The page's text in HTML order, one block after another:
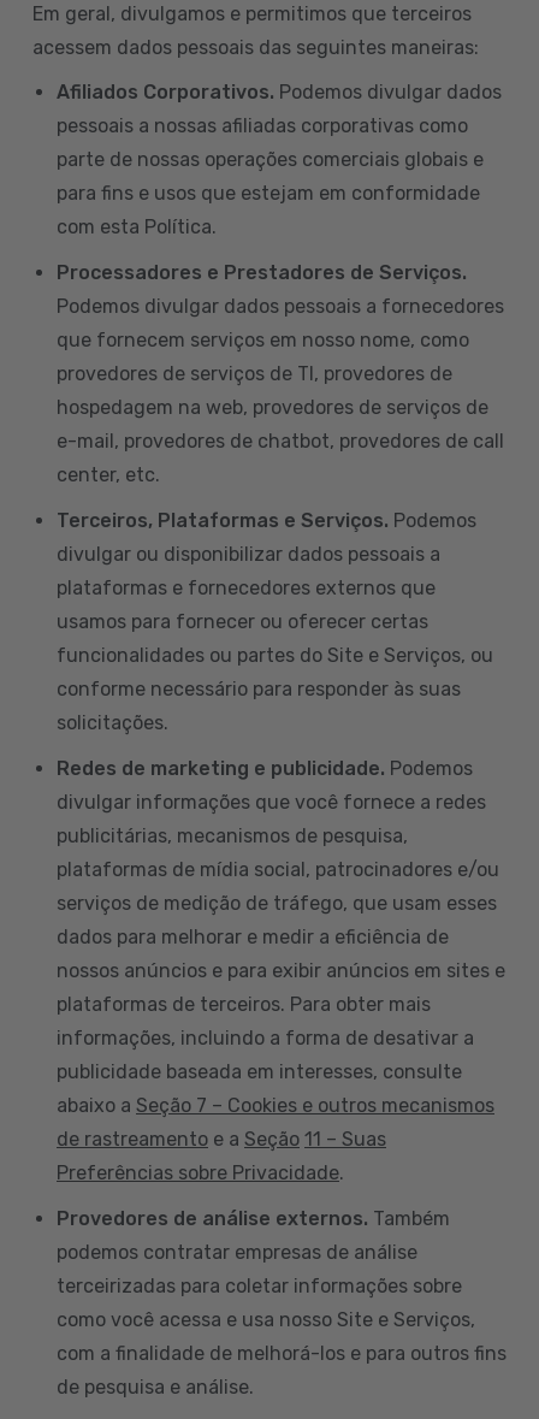
Em geral, divulgamos e permitimos que terceiros
acessem dados pessoais das seguintes maneiras:
Afiliados Corporativos. Podemos divulgar dados
pessoais a nossas afiliadas corporativas como
parte de nossas operações comerciais globais e
para fins e usos que estejam em conformidade
com esta Política.
Processadores e Prestadores de Serviços.
Podemos divulgar dados pessoais a fornecedores
que fornecem serviços em nosso nome, como
provedores de serviços de TI, provedores de
hospedagem na web, provedores de serviços de
e-mail, provedores de chatbot, provedores de call
center, etc.
Terceiros, Plataformas e Serviços. Podemos
divulgar ou disponibilizar dados pessoais a
plataformas e fornecedores externos que
usamos para fornecer ou oferecer certas
funcionalidades ou partes do Site e Serviços, ou
conforme necessário para responder às suas
solicitações.
Redes de marketing e publicidade. Podemos
divulgar informações que você fornece a redes
publicitárias, mecanismos de pesquisa,
plataformas de mídia social, patrocinadores e/ou
serviços de medição de tráfego, que usam esses
dados para melhorar e medir a eficiência de
nossos anúncios e para exibir anúncios em sites e
plataformas de terceiros. Para obter mais
informações, incluindo a forma de desativar a
publicidade baseada em interesses, consulte
abaixo a Seção 7 – Cookies e outros mecanismos
de rastreamento e a Seção 11 – Suas
Preferências sobre Privacidade.
Provedores de análise externos. Também
podemos contratar empresas de análise
terceirizadas para coletar informações sobre
como você acessa e usa nosso Site e Serviços,
com a finalidade de melhorá-los e para outros fins
de pesquisa e análise.